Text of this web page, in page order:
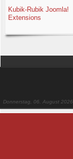
Kubik-Rubik Joomla!
Extensions
Donnerstag, 06. August 2026